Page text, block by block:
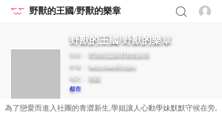
野獸的王國/野獸的樂章
野獸的王國/野獸的樂章
别名： 野兽的王国/野兽的乐章
作者： barleyshake&Sujisu
地区： 韩国
都市
為了戀愛而進入社團的青澀新生,學姐讓人心動學妹默默守候在旁,